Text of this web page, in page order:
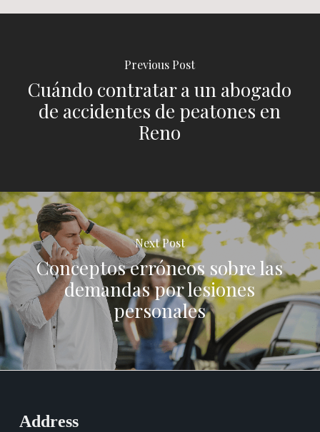
Previous Post
Cuándo contratar a un abogado
de accidentes de peatones en
Reno
Next Post
Conceptos erróneos sobre las
demandas por lesiones
personales
Address